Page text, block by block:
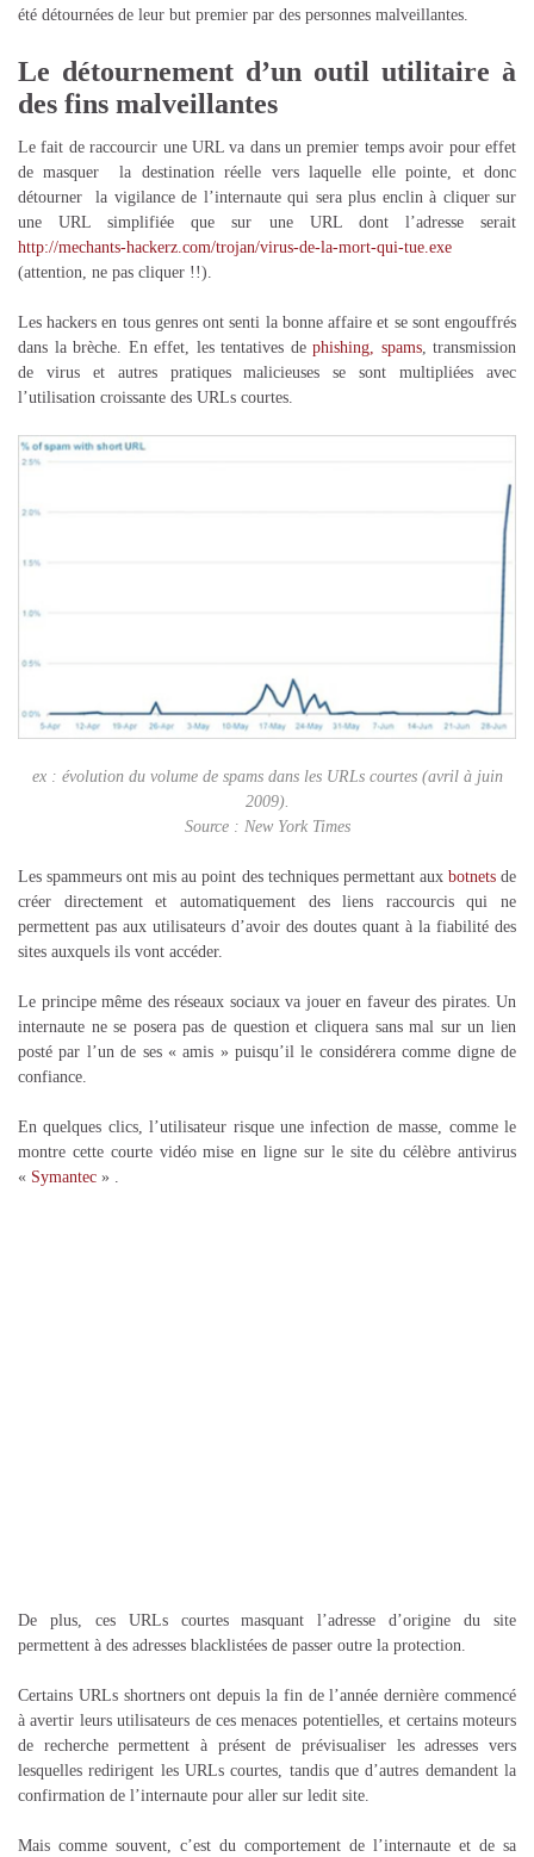
été détournées de leur but premier par des personnes malveillantes.
Le détournement d’un outil utilitaire à
des fins malveillantes
Le fait de raccourcir une URL va dans un premier temps avoir pour effet
de masquer la destination réelle vers laquelle elle pointe, et donc
détourner la vigilance de l’internaute qui sera plus enclin à cliquer sur
une URL simplifiée que sur une URL dont l’adresse serait
http://mechants-hackerz.com/trojan/virus-de-la-mort-qui-tue.exe
(attention, ne pas cliquer !!).
Les hackers en tous genres ont senti la bonne affaire et se sont engouffrés
dans la brèche. En effet, les tentatives de phishing, spams, transmission
de virus et autres pratiques malicieuses se sont multipliées avec
l’utilisation croissante des URLs courtes.
ex : évolution du volume de spams dans les URLs courtes (avril à juin
2009).
Source : New York Times
Les spammeurs ont mis au point des techniques permettant aux botnetsde
créer directement et automatiquement des liens raccourcis qui ne
permettent pas aux utilisateurs d’avoir des doutes quant à la fiabilité des
sites auxquels ils vont accéder.
Le principe même des réseaux sociaux va jouer en faveur des pirates. Un
internaute ne se posera pas de question et cliquera sans mal sur un lien
posté par l’un de ses « amis » puisqu’il le considérera comme digne de
confiance.
En quelques clics, l’utilisateur risque une infection de masse, comme le
montre cette courte vidéo mise en ligne sur le site du célèbre antivirus
« Symantec » .
De plus, ces URLs courtes masquant l’adresse d’origine du site
permettent à des adresses blacklistées de passer outre la protection.
Certains URLs shortners ont depuis la fin de l’année dernière commencé
à avertir leurs utilisateurs de ces menaces potentielles, et certains moteurs
de recherche permettent à présent de prévisualiser les adresses vers
lesquelles redirigent les URLs courtes, tandis que d’autres demandent la
confirmation de l’internaute pour aller sur ledit site.
Mais comme souvent, c’est du comportement de l’internaute et de sa